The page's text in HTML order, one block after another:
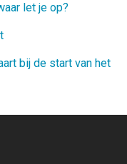
let je op?
bij de start van het